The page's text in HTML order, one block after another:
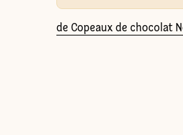
de Copeaux de chocolat